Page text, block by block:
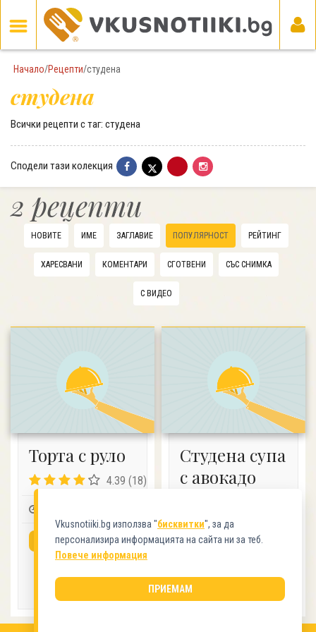
Начало/Рецепти/студена
студена
Всички рецепти с таг: студена
Сподели тази колекция
2 рецепти
НОВИТЕ ИМЕ ЗАГЛАВИЕ ПОПУЛЯРНОСТ РЕЙТИНГ
ХАРЕСВАНИ КОМЕНТАРИ СГОТВЕНИ СЪС СНИМКА
С ВИДЕО
Торта с руло
4.39 (18)
ВИЖ РЕЦЕПТАТА
Студена супа
с авокадо
Vkusnotiiki.bg използва "бисквитки", за да
персонализира информацията на сайта ни за теб.
Повече информация
ПРИЕМАМ